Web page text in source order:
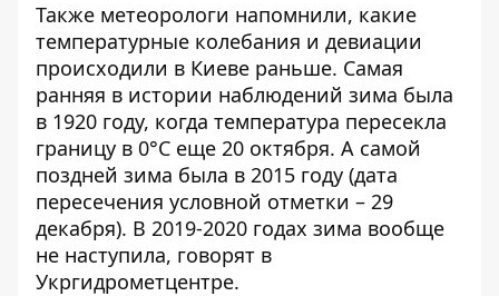
Также метеорологи напомнили, какие
температурные колебания и девиации
происходили в Киеве раньше. Самая
ранняя в истории наблюдений зима была
в 1920 году, когда температура пересекла
границу в 0°С еще 20 октября. А самой
поздней зима была в 2015 году (дата
пересечения условной отметки – 29
декабря). В 2019-2020 годах зима вообще
не наступила, говорят в
Укргидрометцентре.